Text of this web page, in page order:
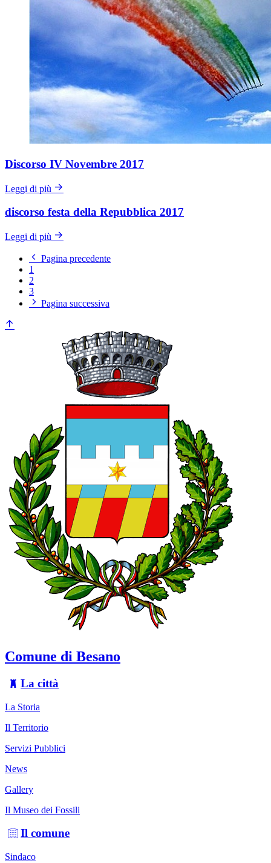
Discorso IV Novembre 2017
Leggi di più
discorso festa della Repubblica 2017
Leggi di più
Pagina precedente
1
2
3
Pagina successiva
Comune di Besano
La città
La Storia
Il Territorio
Servizi Pubblici
News
Gallery
Il Museo dei Fossili
Il comune
Sindaco